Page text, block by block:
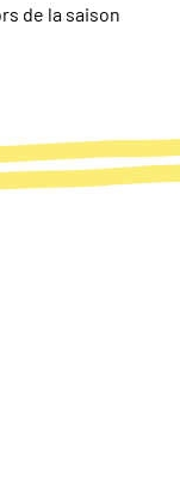
de la saison